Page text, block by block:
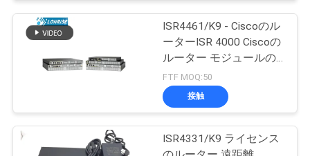
ISR4461/K9 - Ciscoのル
ーターISR 4000 Ciscoの
ルーター モジュールの
工場
FTF MOQ:50
接触
ISR4331/K9 ライセンス